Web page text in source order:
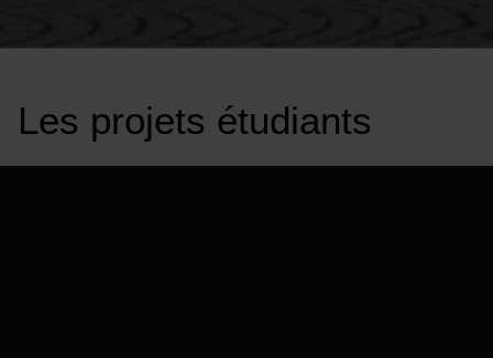
Les projets étudiants